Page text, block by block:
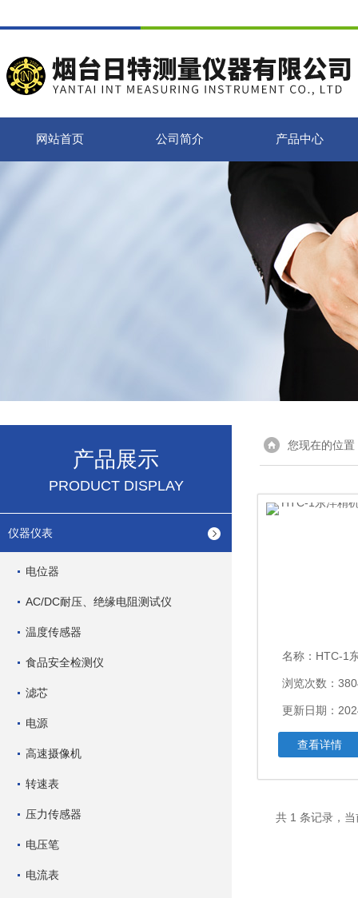
网站首页 公司简介 产品中心
产品展示
PRODUCT DISPLAY
仪器仪表
电位器
AC/DC耐压、绝缘电阻测试仪
温度传感器
食品安全检测仪
滤芯
电源
高速摄像机
转速表
压力传感器
电压笔
电流表
您现在的位置
名称： HTC-1东洋
浏览次数：
更新日期：
查看详情
共 1 条记录，